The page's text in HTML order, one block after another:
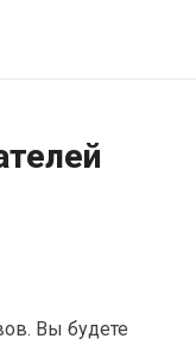
Вы будете